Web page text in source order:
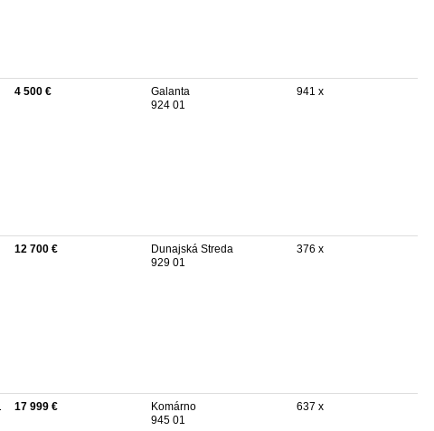
4 500 €
Galanta
924 01
941 x
12 700 €
Dunajská Streda
929 01
376 x
17 999 €
Komárno
945 01
637 x